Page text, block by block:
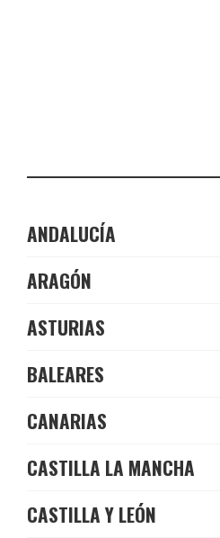
ANDALUCÍA
ARAGÓN
ASTURIAS
BALEARES
CANARIAS
CASTILLA LA MANCHA
CASTILLA Y LEÓN